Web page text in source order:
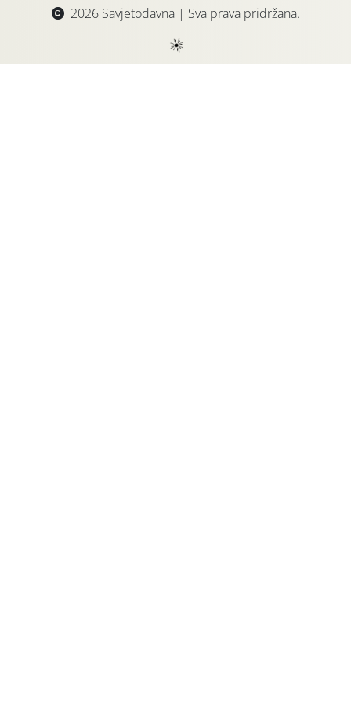
2026 Savjetodavna | Sva prava pridržana.